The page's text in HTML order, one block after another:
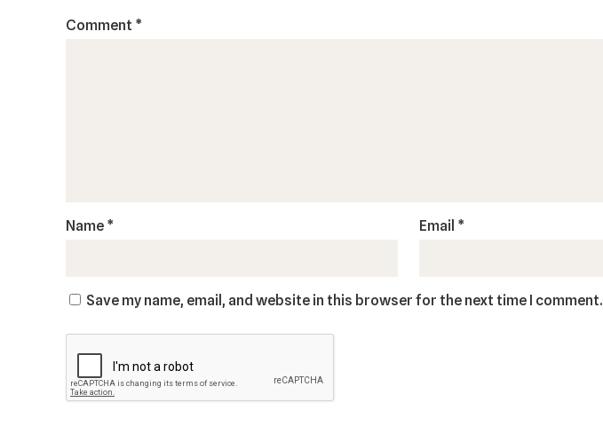
Comment *
Name * Email *
Save my name, email, and website in this browser for the next time I comment.